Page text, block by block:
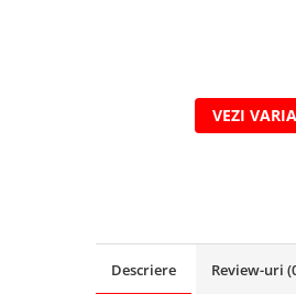
VEZI
Descriere Review-uri